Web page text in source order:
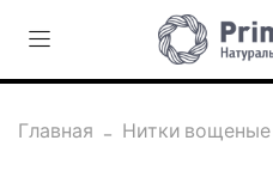
Главная Нитки вощеные